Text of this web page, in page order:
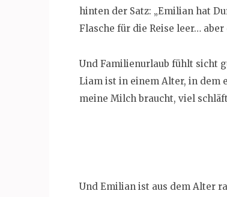
hinten der Satz: „Emilian hat
Flasche für die Reise leer…
Und Familienurlaub fühlt sicht
Liam ist in einem Alter, in dem
meine Milch braucht, viel
Und Emilian ist aus dem Alter